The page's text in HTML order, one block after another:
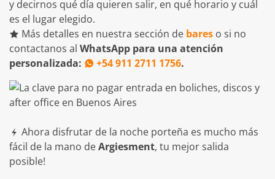
y decirnos qué día quieren salir, en qué horario y cuál
es el lugar elegido.
Más detalles en nuestra sección de bares o si no
contactanos al WhatsApp para una atención
personalizada:
+54 911 2711 1756.
Ahora disfrutar de la noche porteña es mucho más
fácil de la mano deArgiesment, tu mejor salida
posible!